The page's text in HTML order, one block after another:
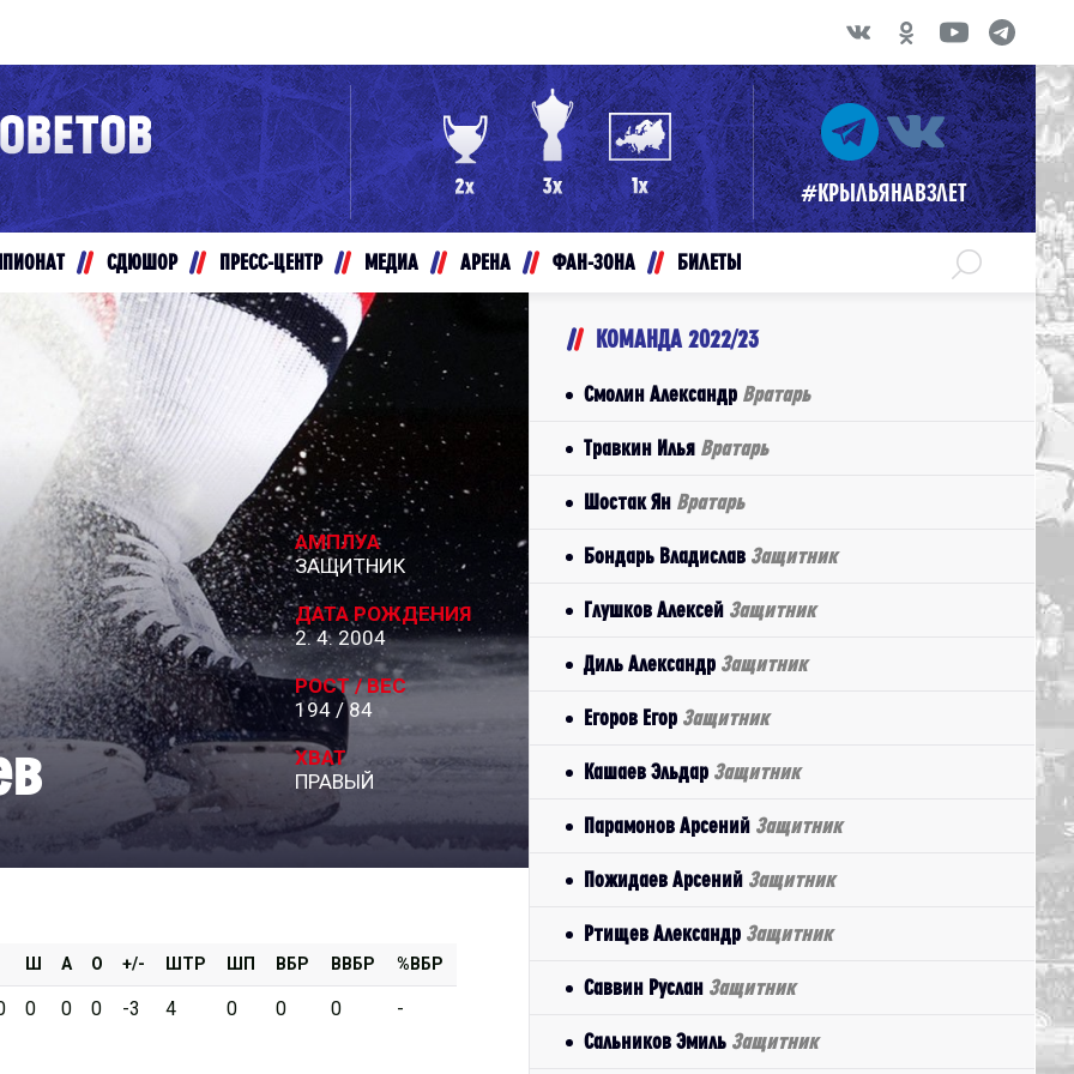
Конференция «Восток»
Дивизион Золотой
Авто
Кузнецкие Медведи
Мамонты Югры
Омские Ястребы
Стальные Лисы
Толпар
Чайка
Дивизион Серебряный
АКМ-Новомосковск
Красноярские Рыси
Ладья
Локо-76
Реактор
Сибирские Cнайперы
Спутник Ал
трансляции
МХЛ
#КРЫЛЬЯНАВЗЛЕТ
СДЮШОР ПРЕСС-ЦЕНТР МЕДИА АРЕНА ФАН-ЗОНА БИЛЕТЫ
АМПЛУА
ЗАЩИТНИК
ДАТА РОЖДЕНИЯ
2. 4. 2004
РОСТ / ВЕС
194 / 84
ХВАТ
ПРАВЫЙ
Ш А О +/- ШТР ШП ВБР ВВБР %ВБР
0 0 0 -3 4 0 0 0 -
КОМАНДА 2022/23
Смолин Александр Вратарь
Травкин Илья Вратарь
Шостак Ян Вратарь
Бондарь Владислав Защитник
Глушков Алексей Защитник
Диль Александр Защитник
Егоров Егор Защитник
Кашаев Эльдар Защитник
Парамонов Арсений Защитник
Пожидаев Арсений Защитник
Ртищев Александр Защитник
Саввин Руслан Защитник
Сальников Эмиль Защитник